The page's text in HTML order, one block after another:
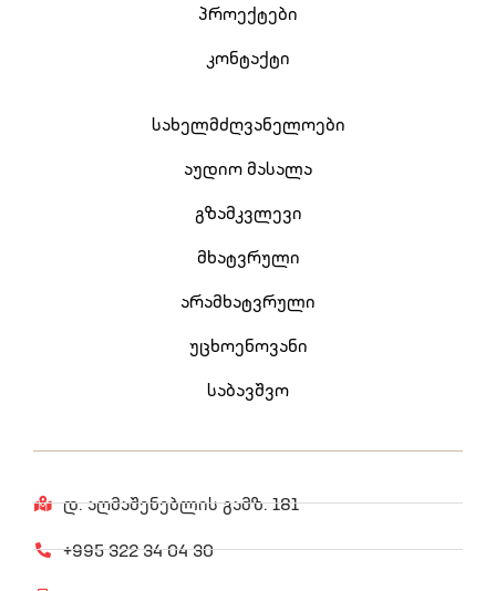
პროექტები
კონტაქტი
სახელმძღვანელოები
აუდიო მასალა
გზამკვლევი
მხატვრული
არამხატვრული
უცხოენოვანი
საბავშვო
დ. აღმაშენებლის გამზ. 181
+995 322 34 04 30